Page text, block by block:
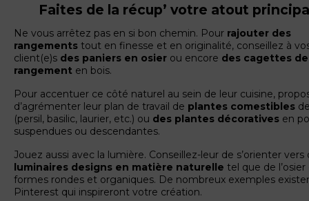
Faites de la récup’ votre atout
Ne vous arrêtez pas en si bon chemin. Pour rajouter des
rangements tout en finesse et en originalité, conseillez à
client(e)s des paniers en osier ou encore des cagettes de
rangement en bois.
Pour accentuer ce côté naturel au sein de leur cuisine,
d’agrémenter leur plan de travail de plantes comestibles
(persil, basilic, laurier, etc.) ou des plantes décoratives en
suspendues ou descendantes.
Jouez aussi avec la lumière. Conseillez-leur de s’orienter vers
luminaires designs en matière naturelle tel que de
formes rondes et organiques. De nombreux exemples
Pinterest qui inspireront votre création.